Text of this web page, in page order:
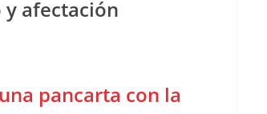
afectación
pancarta con la